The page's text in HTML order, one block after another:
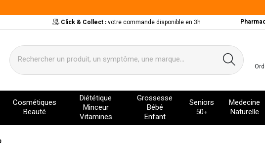
Click & Collect :votre commande disponible en 3h
service
Cosmétiques
Beauté
Diététique
Minceur
Vitamines
Grossesse
Bébé
Enfant
Seniors
50+
Medecine
Naturelle